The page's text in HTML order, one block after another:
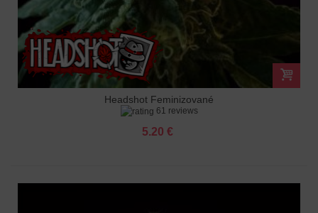
Headshot Feminizované
61 reviews
5.20 €